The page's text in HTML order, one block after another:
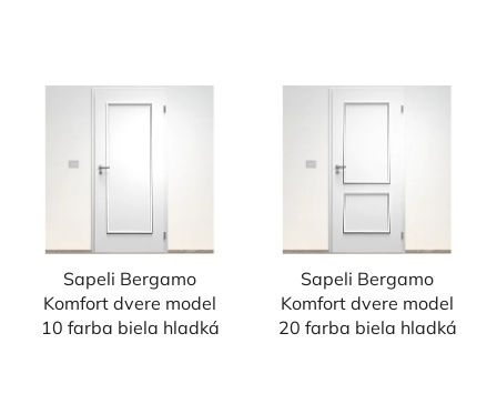
Sapeli Bergamo
Komfort dvere model
10 farba biela hladká
Sapeli Bergamo
Komfort dvere model
20 farba biela hladká